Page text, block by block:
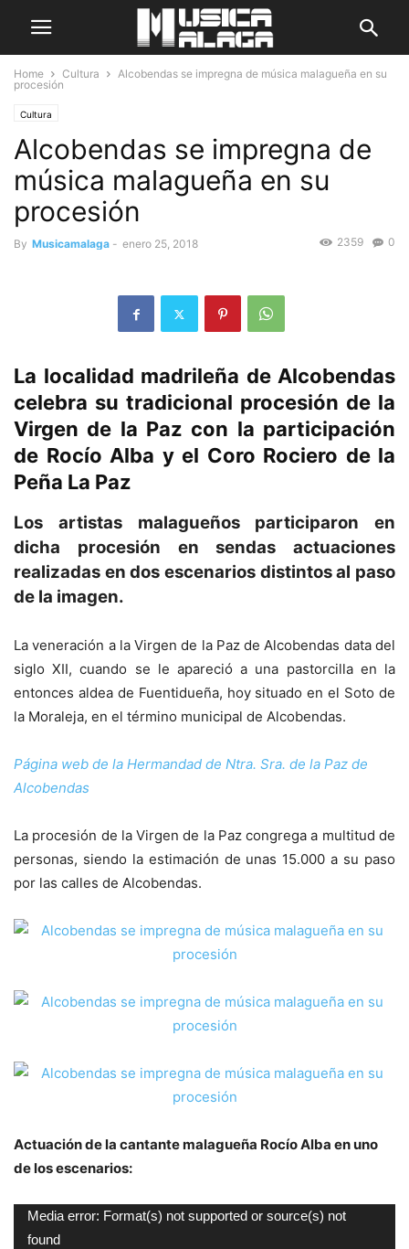
Home Cultura
Alcobendas se impregna de música malagueña en su
procesión
Cultura
Alcobendas se impregna de
música malagueña en su
procesión
By Musicamalaga - enero 25, 2018 0
2359
La localidad madrileña de Alcobendas
celebra su tradicional procesión de la
Virgen de la Paz con la participación
de Rocío Alba y el Coro Rociero de la
Peña La Paz
Los artistas malagueños participaron en
dicha procesión en sendas actuaciones
realizadas en dos escenarios distintos al paso
de la imagen.
La veneración a la Virgen de la Paz de Alcobendas data del
siglo XII, cuando se le apareció a una pastorcilla en la
entonces aldea de Fuentidueña, hoy situado en el Soto de
la Moraleja, en el término municipal de Alcobendas.
Página web de la Hermandad de Ntra. Sra. de la Paz de
Alcobendas
La procesión de la Virgen de la Paz congrega a multitud de
personas, siendo la estimación de unas 15.000 a su paso
por las calles de Alcobendas.
Actuación de la cantante malagueña Rocío Alba en uno
de los escenarios:
Reproductor
de
Media error: Format(s) not supported or source(s) not
found